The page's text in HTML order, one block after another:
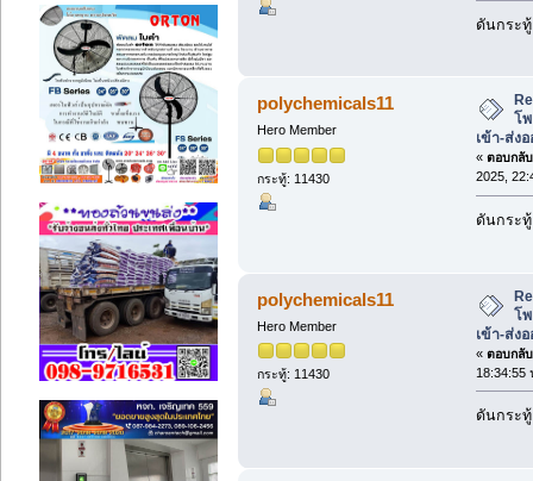
ดันกระทู้
polychemicals11
Hero Member
กระทู้: 11430
โ
เข้า-ส่ง
« ตอบกลั
2025,
ดันกระทู้
polychemicals11
Hero Member
กระทู้: 11430
โ
เข้า-ส่ง
« ตอบกลั
18:34:55
ดันกระทู้